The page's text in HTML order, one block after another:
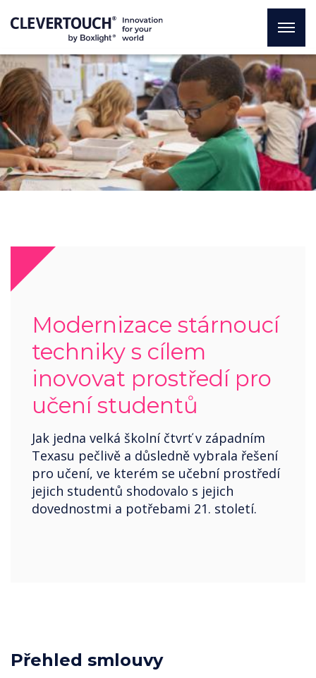
Modernizace stárnoucí
techniky s cílem
inovovat prostředí pro
učení studentů
Jak jedna velká školní čtvrť v západním
Texasu pečlivě a důsledně vybrala řešení
pro učení, ve kterém se učební prostředí
jejich studentů shodovalo s jejich
dovednostmi a potřebami 21. století.
Přehled smlouvy